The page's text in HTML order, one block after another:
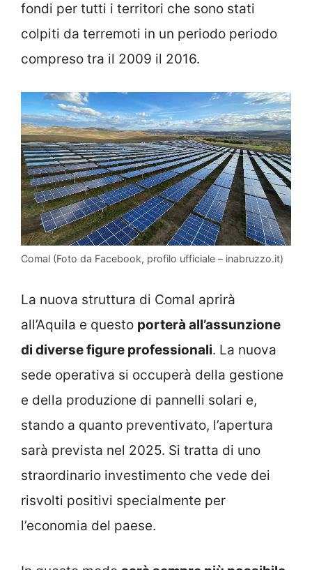
fondi per tutti i territori che sono stati
colpiti da terremoti in un periodo periodo
compreso tra il 2009 il 2016.
Comal (Foto da Facebook, profilo ufficiale – inabruzzo.it)
La nuova struttura di Comal aprirà
all’Aquila e questo porterà all’assunzione
di diverse figure professionali. La nuova
sede operativa si occuperà della gestione
e della produzione di pannelli solari e,
stando a quanto preventivato, l’apertura
sarà prevista nel 2025. Si tratta di uno
straordinario investimento che vede dei
risvolti positivi specialmente per
l’economia del paese.